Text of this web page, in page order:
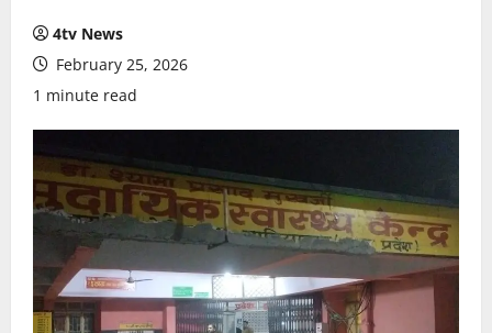
4tv News
February 25, 2026
1 minute read